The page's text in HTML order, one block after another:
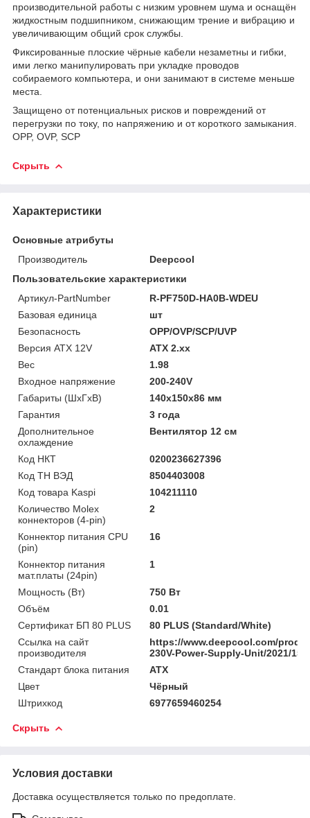
производительной работы с низким уровнем шума и оснащён
жидкостным подшипником, снижающим трение и вибрацию и
увеличивающим общий срок службы.
Фиксированные плоские чёрные кабели незаметны и гибки,
ими легко манипулировать при укладке проводов
собираемого компьютера, и они занимают в системе меньше
места.
Защищено от потенциальных рисков и повреждений от
перегрузки по току, по напряжению и от короткого замыкания.
OPP, OVP, SCP
Скрыть
Характеристики
Основные атрибуты
Производитель
Deepcool
Пользовательские характеристики
Артикул-PartNumber
R-PF750D-HA0B-WDEU
Базовая единица
шт
Безопасность
OPP/OVP/SCP/UVP
Версия ATX 12V
ATX 2.xx
Вес
1.98
Входное напряжение
200-240V
Габариты (ШхГхВ)
140x150x86 мм
Гарантия
3 года
Дополнительное
охлаждение
Вентилятор 12 см
Код НКТ
0200236627396
Код ТН ВЭД
8504403008
Код товара Kaspi
104211110
Количество Molex
коннекторов (4-pin)
2
Коннектор питания CPU
(pin)
16
Коннектор питания
мат.платы (24pin)
1
Мощность (Bт)
750 Вт
Объём
0.01
Сертификат БП 80 PLUS
80 PLUS (Standard/White)
Ссылка на сайт
производителя
https://www.deepcool.com/
230V-Power-Supply-Unit/2021/
Стандарт блока питания
ATX
Цвет
Чёрный
Штрихкод
6977659460254
Скрыть
Условия доставки
Доставка осуществляется только по предоплате.